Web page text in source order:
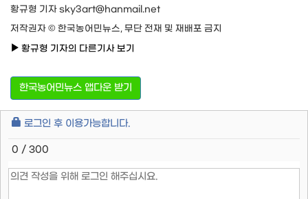
황규형 기자 sky3art@hanmail.net
저작권자 © 한국농어민뉴스, 무단 전재 및 재배포 금지
황규형 기자의 다른기사 보기
한국농어민뉴스 앱다운 받기
로그인 후 이용가능합니다.
0 / 300